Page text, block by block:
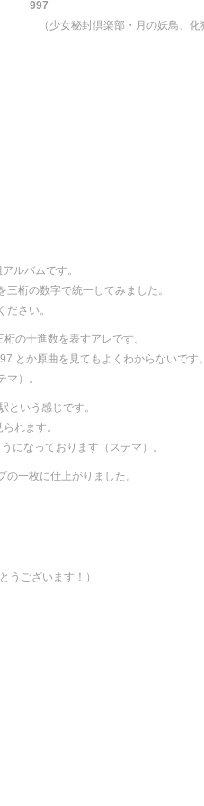
997
（少女秘封倶楽部・月の妖鳥、化
ルバムです。
桁の数字で統一してみました。
さい。
の十進数を表すアレです。
とか原曲を見てもよくわからないです。
）。
という感じです。
られます。
になっております（ステマ）。
一枚に仕上がりました。
うございます！）